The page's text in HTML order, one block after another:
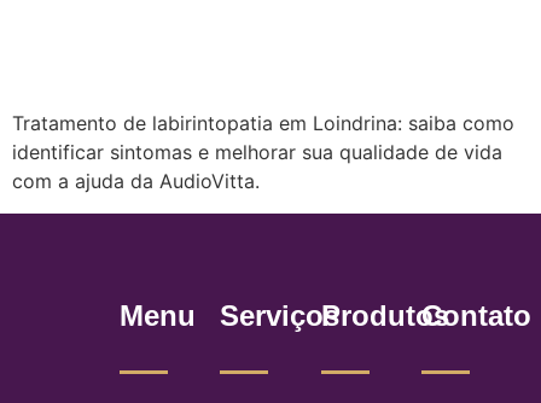
Tratamento de labirintopatia em Loindrina: saiba como
identificar sintomas e melhorar sua qualidade de vida
com a ajuda da AudioVitta.
Menu ServiçosProdutosContato